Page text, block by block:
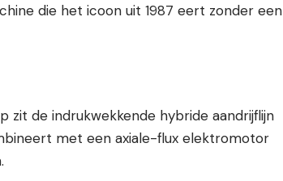
die het icoon uit 1987 eert zonder een
de indrukwekkende hybride aandrijflijn
met een axiale-flux elektromotor